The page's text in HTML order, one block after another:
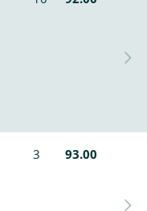
3 93.00